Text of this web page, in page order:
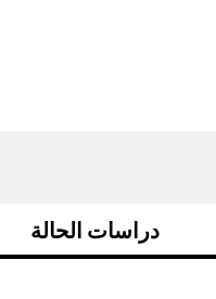
دراسات الحالة